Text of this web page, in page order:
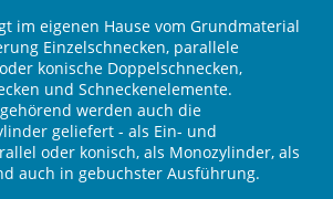
im eigenen Hause vom Grundmaterial
Einzelschnecken, parallele
konische Doppelschnecken,
und Schneckenelemente.
werden auch die
geliefert - als Ein- und
oder konisch, als Monozylinder, als
auch in gebuchster Ausführung.